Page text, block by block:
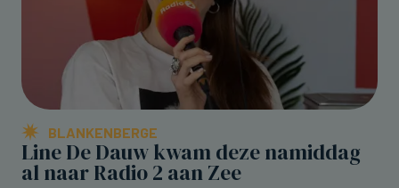
BLANKENBERGE
Line De Dauw kwam deze namiddag
al naar Radio 2 aan Zee